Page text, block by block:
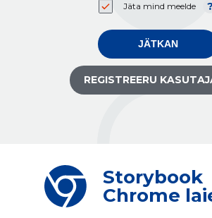
Jäta mind meelde
JÄTKAN
REGISTREERU
Storybook
Chrome